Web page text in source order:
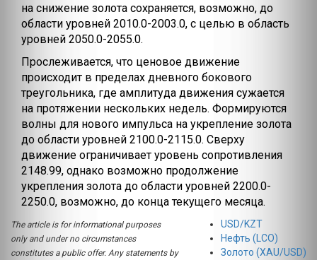
на снижение золота сохраняется, возможно, до
области уровней 2010.0-2003.0, с целью в область
уровней 2050.0-2055.0.
Прослеживается, что ценовое движение
происходит в пределах дневного бокового
треугольника, где амплитуда движения сужается
на протяжении нескольких недель. Формируются
волны для нового импульса на укрепление золота
до области уровней 2100.0-2115.0. Сверху
движение ограничивает уровень сопротивления
2148.99, однако возможно продолжение
укрепления золота до области уровней 2200.0-
2250.0, возможно, до конца текущего месяца.
USD/KZT
Нефть (LCO)
Золото (XAU/USD)
The article is for informational purposes
only and under no circumstances
constitutes a public offer. Any statements by